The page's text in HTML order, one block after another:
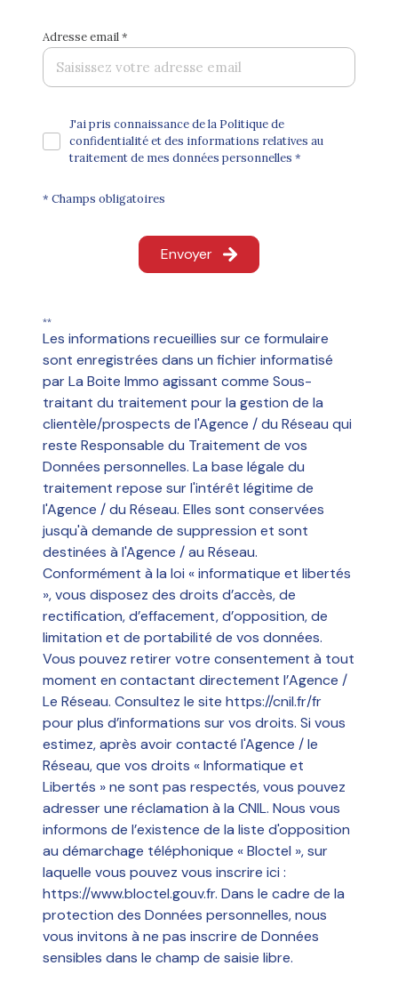
Adresse email *
J'ai pris connaissance de la Politique de
confidentialité et des informations relatives au
traitement de mes données personnelles *
* Champs obligatoires
Envoyer
**
Les informations recueillies sur ce formulaire
sont enregistrées dans un fichier informatisé
par La Boite Immo agissant comme Sous-
traitant du traitement pour la gestion de la
clientèle/prospects de l'Agence / du Réseau qui
reste Responsable du Traitement de vos
Données personnelles. La base légale du
traitement repose sur l'intérêt légitime de
l'Agence / du Réseau. Elles sont conservées
jusqu'à demande de suppression et sont
destinées à l'Agence / au Réseau.
Conformément à la loi « informatique et libertés
», vous disposez des droits d’accès, de
rectification, d’effacement, d’opposition, de
limitation et de portabilité de vos données.
Vous pouvez retirer votre consentement à tout
moment en contactant directement l’Agence /
Le Réseau. Consultez le site https://cnil.fr/fr
pour plus d’informations sur vos droits. Si vous
estimez, après avoir contacté l'Agence / le
Réseau, que vos droits « Informatique et
Libertés » ne sont pas respectés, vous pouvez
adresser une réclamation à la CNIL. Nous vous
informons de l’existence de la liste d'opposition
au démarchage téléphonique « Bloctel », sur
laquelle vous pouvez vous inscrire ici :
https://www.bloctel.gouv.fr. Dans le cadre de la
protection des Données personnelles, nous
vous invitons à ne pas inscrire de Données
sensibles dans le champ de saisie libre.